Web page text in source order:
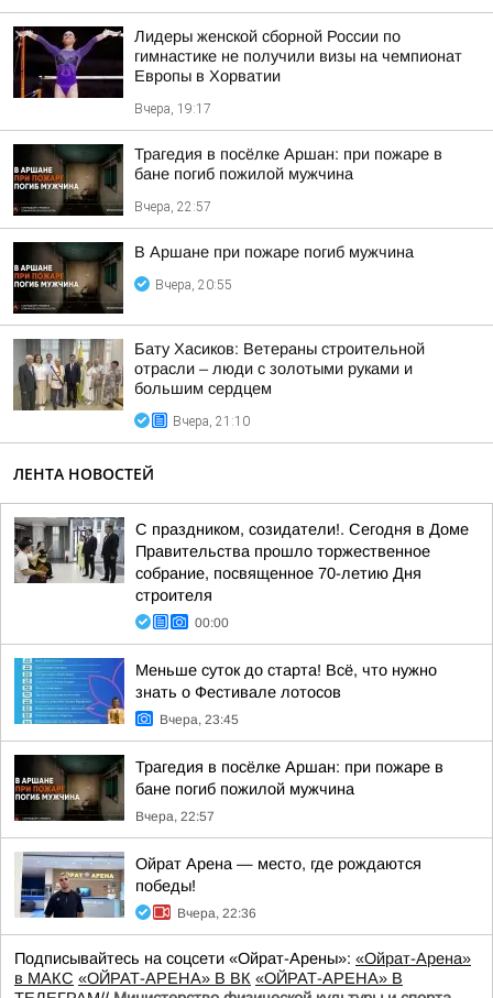
Лидеры женской сборной России по
гимнастике не получили визы на чемпионат
Европы в Хорватии
Вчера, 19:17
Трагедия в посёлке Аршан: при пожаре в
бане погиб пожилой мужчина
Вчера, 22:57
В Аршане при пожаре погиб мужчина
Вчера, 20:55
Бату Хасиков: Ветераны строительной
отрасли – люди с золотыми руками и
большим сердцем
Вчера, 21:10
ЛЕНТА НОВОСТЕЙ
С праздником, созидатели!. Сегодня в Доме
Правительства прошло торжественное
собрание, посвященное 70-летию Дня
строителя
00:00
Меньше суток до старта! Всё, что нужно
знать о Фестивале лотосов
Вчера, 23:45
Трагедия в посёлке Аршан: при пожаре в
бане погиб пожилой мужчина
Вчера, 22:57
Ойрат Арена — место, где рождаются
победы!
Вчера, 22:36
Подписывайтесь на соцсети «Ойрат-Арены»: «Ойрат-Арена»
в МАКС «ОЙРАТ-АРЕНА» В ВК «ОЙРАТ-АРЕНА» В